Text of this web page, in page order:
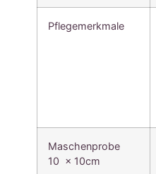
Pflegemerkmale
Maschenprobe
10 x 10cm